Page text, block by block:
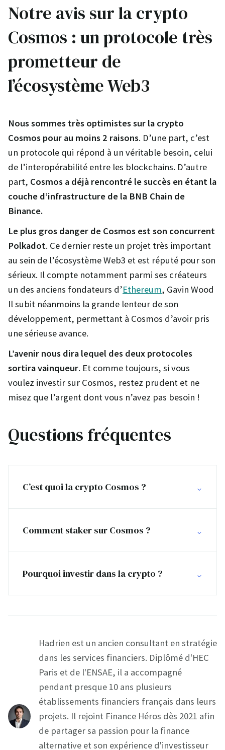
Notre avis sur la crypto
Cosmos : un protocole très
prometteur de
l’écosystème Web3
Nous sommes très optimistes sur la crypto
Cosmos pour au moins 2 raisons. D’une part, c’est
un protocole qui répond à un véritable besoin, celui
de l’interopérabilité entre les blockchains. D’autre
part, Cosmos a déjà rencontré le succès en étant la
couche d’infrastructure de la BNB Chain de
Binance.
Le plus gros danger de Cosmos est son concurrent
Polkadot. Ce dernier reste un projet très important
au sein de l’écosystème Web3 et est réputé pour son
sérieux. Il compte notamment parmi ses créateurs
un des anciens fondateurs d’Ethereum, Gavin Wood
Il subit néanmoins la grande lenteur de son
développement, permettant à Cosmos d’avoir pris
une sérieuse avance.
L’avenir nous dira lequel des deux protocoles
sortira vainqueur. Et comme toujours, si vous
voulez investir sur Cosmos, restez prudent et ne
misez que l’argent dont vous n’avez pas besoin !
Questions fréquentes
C’est quoi la crypto Cosmos ?
Comment staker sur Cosmos ?
Pourquoi investir dans la crypto ?
Hadrien est un ancien consultant en stratégie
dans les services financiers. Diplômé d'HEC
Paris et de l'ENSAE, il a accompagné
pendant presque 10 ans plusieurs
établissements financiers français dans leurs
projets. Il rejoint Finance Héros dès 2021 afin
de partager sa passion pour la finance
alternative et son expérience d'investisseur